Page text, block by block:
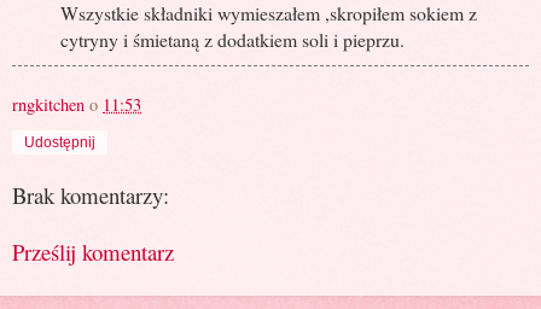
Wszystkie składniki wymieszałem ,skropiłem sokiem z
cytryny i śmietaną z dodatkiem soli i pieprzu.
rngkitchen o 11:53
Udostępnij
Brak komentarzy:
Prześlij komentarz